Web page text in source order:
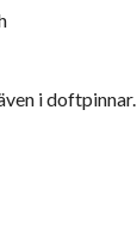
i doftpinnar.